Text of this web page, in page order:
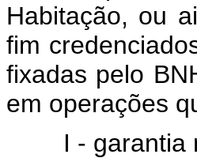
Habitação, ou
fim
fixadas pelo
em operações
I - garantia